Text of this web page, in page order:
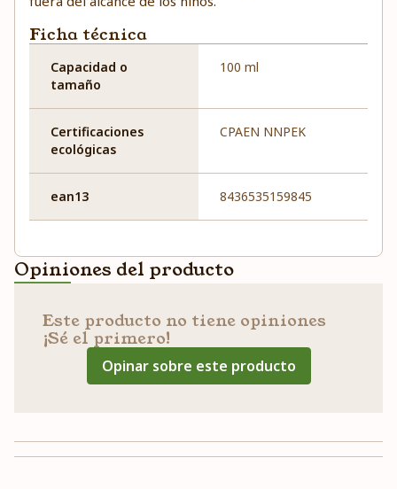
Ficha técnica
Capacidad o
tamaño
100 ml
Certificaciones
ecológicas
CPAEN NNPEK
ean13 8436535159845
Opiniones del producto
Este producto no tiene opiniones
¡Sé el primero!
Opinar sobre este producto